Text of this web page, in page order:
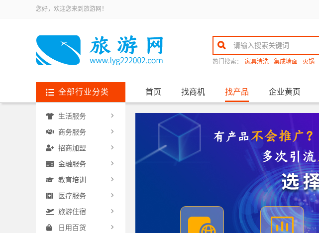
您好，欢迎您来到旅游网！
热门搜索： 家具清洗 集成墙面 火锅
全部行业分类 首页 找商机 找产品 企业黄页
生活服务
商务服务
招商加盟
金融服务
教育培训
医疗服务
旅游住宿
日用百货